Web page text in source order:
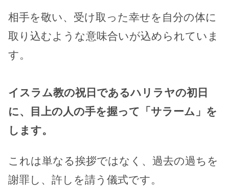
相手を敬い、受け取った幸せを自分の体に
取り込むような意味合いが込められていま
す。
イスラム教の祝日であるハリラヤの初日
に、目上の人の手を握って「サラーム」を
します。
これは単なる挨拶ではなく、過去の過ちを
謝罪し、許しを請う儀式です。